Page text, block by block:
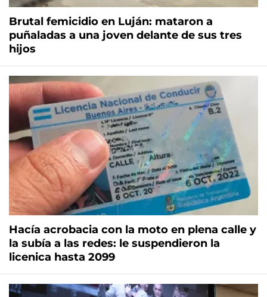
Brutal femicidio en Luján: mataron a
puñaladas a una joven delante de sus tres
hijos
Hacía acrobacia con la moto en plena calle y
la subía a las redes: le suspendieron la
licenica hasta 2099